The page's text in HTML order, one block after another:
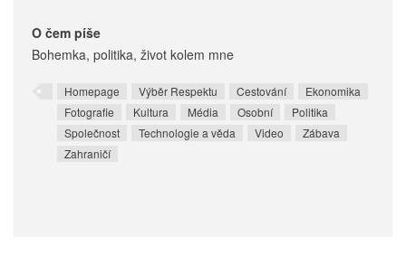
O čem píše
Bohemka, politika, život kolem mne
Homepage Výběr Respektu Cestování
Ekonomika
Fotografie
Kultura Média Osobní
Politika
Společnost
Technologie a věda Video
Zábava
Zahraničí